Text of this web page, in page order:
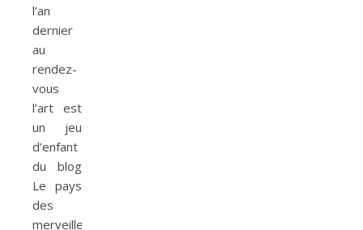
l’an
dernier
au
rendez-
vous
l’art est
un jeu
d’enfant
du blog
Le pays
des
merveilles,